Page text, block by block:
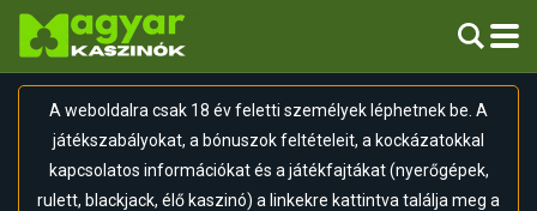
A weboldalra csak 18 év feletti személyek léphetnek be. A
játékszabályokat, a bónuszok feltételeit, a kockázatokkal
kapcsolatos információkat és a játékfajtákat (nyerőgépek,
rulett, blackjack, élő kaszinó) a linkekre kattintva találja meg a